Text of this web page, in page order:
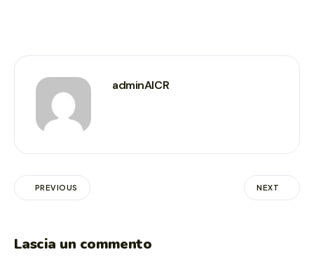
adminAICR
PREVIOUS NEXT
Lascia un commento